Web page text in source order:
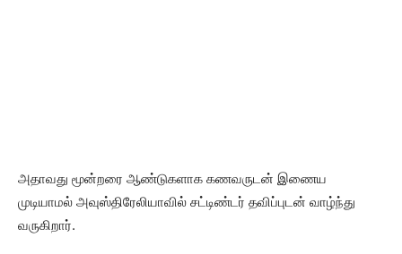
அதாவது மூன்றரை ஆண்டுகளாக கணவருடன் இணைய
முடியாமல் அவுஸ்திரேலியாவில் சட்டிண்டர் தவிப்புடன் வாழ்ந்து
வருகிறார்.